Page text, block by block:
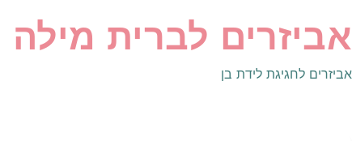
אביזרים לברית מילה
אביזרים לחגיגת לידת בן